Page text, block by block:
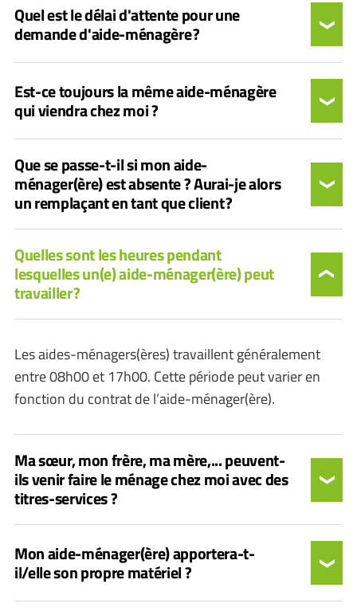
Quel est le délai d'attente pour une
demande d'aide-ménagère ?
Est-ce toujours la même aide-ménagère
qui viendra chez moi ?
Que se passe-t-il si mon aide-
ménager(ère) est absente ? Aurai-je alors
un remplaçant en tant que client ?
Quelles sont les heures pendant
lesquelles un(e) aide-ménager(ère) peut
travailler ?
Les aides-ménagers(ères) travaillent généralement
entre 08h00 et 17h00. Cette période peut varier en
fonction du contrat de l’aide-ménager(ère).
Ma sœur, mon frère, ma mère,... peuvent-
ils venir faire le ménage chez moi avec des
titres-services ?
Mon aide-ménager(ère) apportera-t-
il/elle son propre matériel ?